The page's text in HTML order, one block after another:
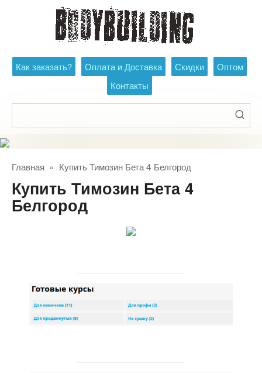
Как заказать? Оплата и Доставка Скидки
Оптом
Контакты
Главная » Купить Тимозин Бета 4 Белгород
Купить Тимозин Бета 4
Белгород